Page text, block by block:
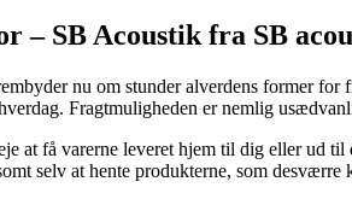
– SB Acoustik fra SB
nu om stunder alverdens former
Fragtmuligheden er nemlig
at få varerne leveret hjem til dig eller ud
selv at hente produkterne, som